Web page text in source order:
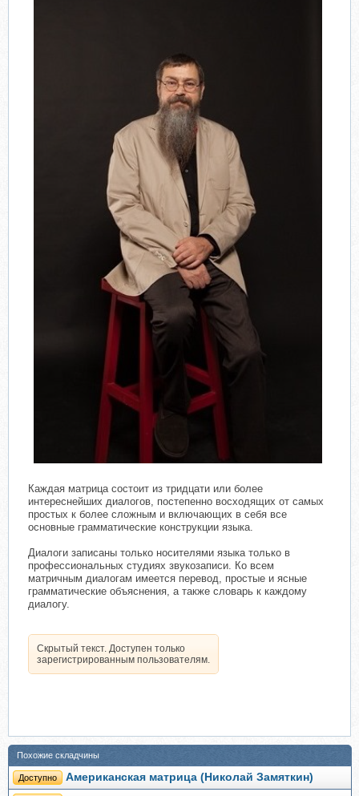
Каждая матрица состоит из тридцати или более
интереснейших диалогов, постепенно восходящих от самых
простых к более сложным и включающих в себя все
основные грамматические конструкции языка.
Диалоги записаны только носителями языка только в
профессиональных студиях звукозаписи. Ко всем
матричным диалогам имеется перевод, простые и ясные
грамматические объяснения, а также словарь к каждому
диалогу.
Скрытый текст. Доступен только
зарегистрированным пользователям.
Похожие складчины
Доступно
Американская матрица (Николай Замяткин)